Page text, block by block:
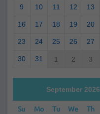
9 10 11 12 13
16 17 18 19 20
23 24 25 26 27
30 31 1 2 3
September 2026
Su Mo Tu We Th